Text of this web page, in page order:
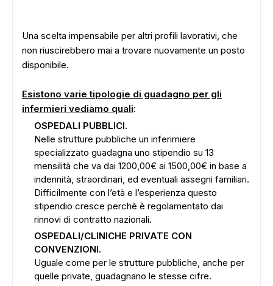
Una scelta impensabile per altri profili lavorativi, che
non riuscirebbero mai a trovare nuovamente un posto
disponibile.
Esistono varie tipologie di guadagno per gli
infermieri vediamo quali:
OSPEDALI PUBBLICI.
Nelle strutture pubbliche un inferimiere
specializzato guadagna uno stipendio su 13
mensilità che va dai 1200,00€ ai 1500,00€ in base a
indennità, straordinari, ed eventuali assegni familiari.
Difficilmente con l’età e l’esperienza questo
stipendio cresce perchè è regolamentato dai
rinnovi di contratto nazionali.
OSPEDALI/CLINICHE PRIVATE CON
CONVENZIONI.
Uguale come per le strutture pubbliche, anche per
quelle private, guadagnano le stesse cifre.